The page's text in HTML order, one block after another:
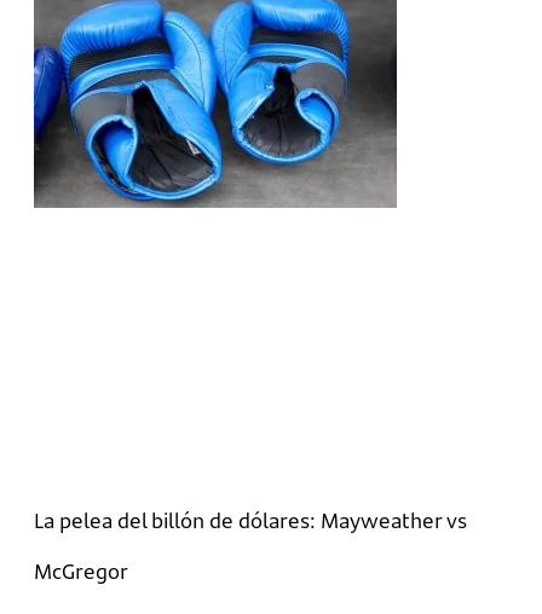
La pelea del billón de dólares: Mayweather vs
McGregor